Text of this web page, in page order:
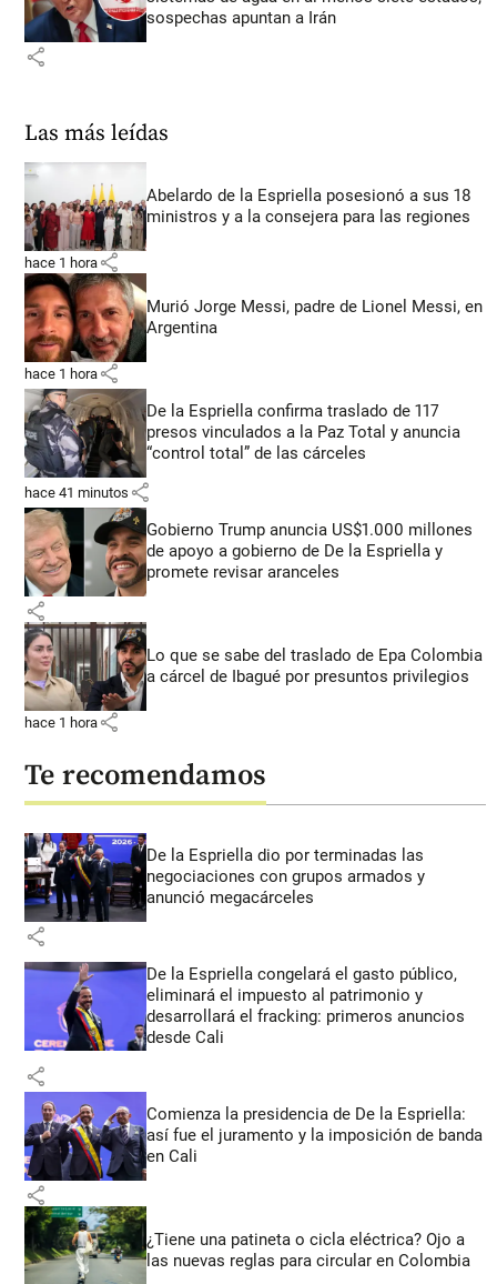
sospechas apuntan a Irán
share
Las más leídas
Abelardo de la Espriella posesionó a sus 18
ministros y a la consejera para las regiones
hace 1 hora share
Murió Jorge Messi, padre de Lionel Messi, en
Argentina
hace 1 hora share
De la Espriella confirma traslado de 117
presos vinculados a la Paz Total y anuncia
“control total” de las cárceles
hace 41 minutos share
Gobierno Trump anuncia US$1.000 millones
de apoyo a gobierno de De la Espriella y
promete revisar aranceles
share
Lo que se sabe del traslado de Epa Colombia
a cárcel de Ibagué por presuntos privilegios
hace 1 hora share
Te recomendamos
De la Espriella dio por terminadas las
negociaciones con grupos armados y
anunció megacárceles
share
De la Espriella congelará el gasto público,
eliminará el impuesto al patrimonio y
desarrollará el fracking: primeros anuncios
desde Cali
share
Comienza la presidencia de De la Espriella:
así fue el juramento y la imposición de banda
en Cali
share
¿Tiene una patineta o cicla eléctrica? Ojo a
las nuevas reglas para circular en Colombia